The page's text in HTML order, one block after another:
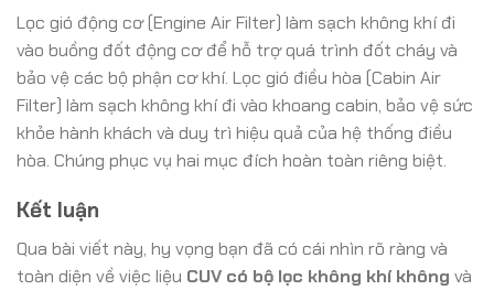
Lọc gió động cơ (Engine Air Filter) làm sạch không khí đi
vào buồng đốt động cơ để hỗ trợ quá trình đốt cháy và
bảo vệ các bộ phận cơ khí. Lọc gió điều hòa (Cabin Air
Filter) làm sạch không khí đi vào khoang cabin, bảo vệ sức
khỏe hành khách và duy trì hiệu quả của hệ thống điều
hòa. Chúng phục vụ hai mục đích hoàn toàn riêng biệt.
Kết luận
Qua bài viết này, hy vọng bạn đã có cái nhìn rõ ràng và
toàn diện về việc liệu CUV có bộ lọc không khí không và